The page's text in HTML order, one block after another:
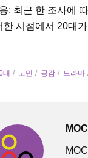
: 최근 한 조사에
한 시점에서 20대
대 고민 공감 드라마